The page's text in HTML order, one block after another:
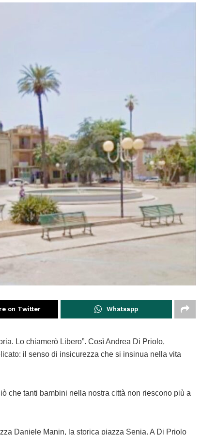
on Twitter Whatsapp
Lo chiamerò Libero”. Così Andrea Di Priolo,
il senso di insicurezza che si insinua nella vita
che tanti bambini nella nostra città non riescono più a
Daniele Manin, la storica piazza Senia. A Di Priolo